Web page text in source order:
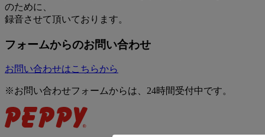
のために、
録音させて頂いております。
フォームからのお問い合わせ
お問い合わせはこちらから
※お問い合わせフォームからは、24時間受付中です。